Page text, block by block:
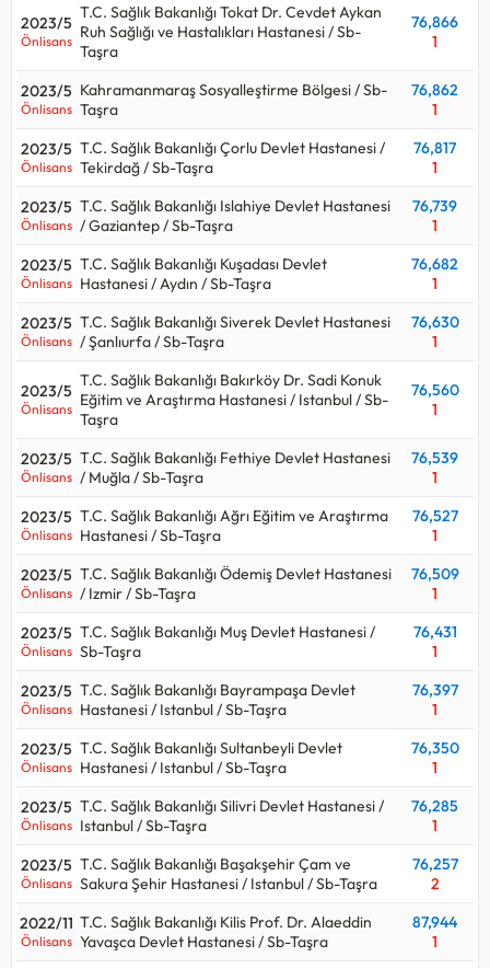
2023/5
Önlisans
T.C. Sağlık Bakanlığı Tokat Dr. Cevdet Aykan
Ruh Sağlığı ve Hastalıkları Hastanesi / Sb-
Taşra
76,866
1
2023/5
Önlisans
Kahramanmaraş Sosyalleştirme Bölgesi / Sb-
Taşra
76,862
1
2023/5
Önlisans
T.C. Sağlık Bakanlığı Çorlu Devlet Hastanesi /
Tekirdağ / Sb-Taşra
76,817
1
2023/5
Önlisans
T.C. Sağlık Bakanlığı Islahiye Devlet Hastanesi
/ Gaziantep / Sb-Taşra
76,739
1
2023/5
Önlisans
T.C. Sağlık Bakanlığı Kuşadası Devlet
Hastanesi / Aydın / Sb-Taşra
76,682
1
2023/5
Önlisans
T.C. Sağlık Bakanlığı Siverek Devlet Hastanesi
/ Şanlıurfa / Sb-Taşra
76,630
1
2023/5
Önlisans
T.C. Sağlık Bakanlığı Bakırköy Dr. Sadi Konuk
Eğitim ve Araştırma Hastanesi / Istanbul / Sb-
Taşra
76,560
1
2023/5
Önlisans
T.C. Sağlık Bakanlığı Fethiye Devlet Hastanesi
/ Muğla / Sb-Taşra
76,539
1
2023/5
Önlisans
T.C. Sağlık Bakanlığı Ağrı Eğitim ve Araştırma
Hastanesi / Sb-Taşra
76,527
1
2023/5
Önlisans
T.C. Sağlık Bakanlığı Ödemiş Devlet Hastanesi
/ Izmir / Sb-Taşra
76,509
1
2023/5
Önlisans
T.C. Sağlık Bakanlığı Muş Devlet Hastanesi /
Sb-Taşra
76,431
1
2023/5
Önlisans
T.C. Sağlık Bakanlığı Bayrampaşa Devlet
Hastanesi / Istanbul / Sb-Taşra
76,397
1
2023/5
Önlisans
T.C. Sağlık Bakanlığı Sultanbeyli Devlet
Hastanesi / Istanbul / Sb-Taşra
76,350
1
2023/5
Önlisans
T.C. Sağlık Bakanlığı Silivri Devlet Hastanesi /
Istanbul / Sb-Taşra
76,285
1
2023/5
Önlisans
T.C. Sağlık Bakanlığı Başakşehir Çam ve
Sakura Şehir Hastanesi / Istanbul / Sb-Taşra
76,257
2
2022/11
Önlisans
T.C. Sağlık Bakanlığı Kilis Prof. Dr. Alaeddin
Yavaşca Devlet Hastanesi / Sb-Taşra
87,944
1